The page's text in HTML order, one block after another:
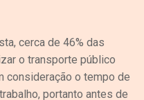
cerca de 46% das
o transporte público
consideração o tempo de
portanto antes de